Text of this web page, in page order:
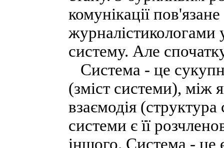
комунікації
журналістикологами
систему. Але
Система - це
(зміст системи), між
взаємодія
системи є її
іншого. Система - це